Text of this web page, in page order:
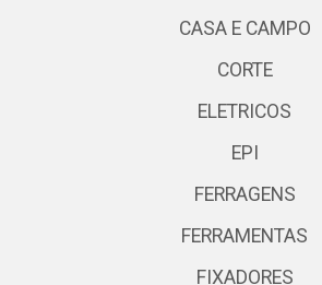
CASA E CAMPO
CORTE
ELETRICOS
EPI
FERRAGENS
FERRAMENTAS
FIXADORES